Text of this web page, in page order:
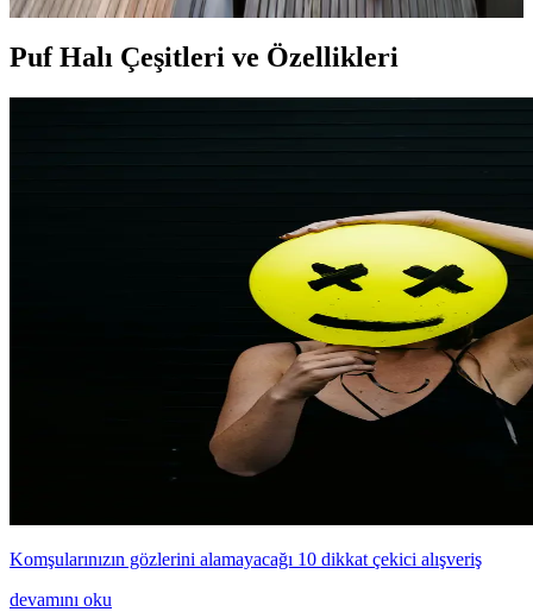
Puf Halı Çeşitleri ve Özellikleri
Komşularınızın gözlerini alamayacağı 10 dikkat çekici alışveriş
devamını oku